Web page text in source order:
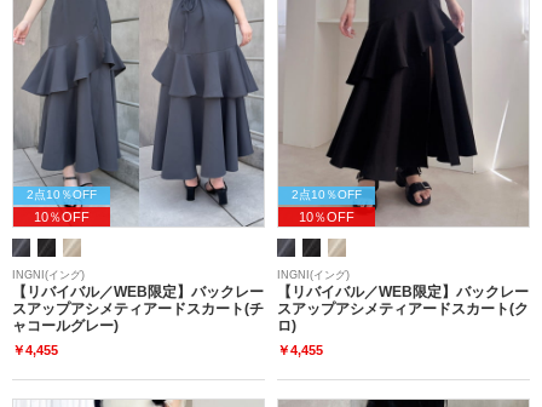
2点10％OFF
10％OFF
INGNI(イング)
【リバイバル／WEB限定】バックレー
スアップアシメティアードスカート(チ
ャコールグレー)
￥4,455
2点10％OFF
10％OFF
INGNI(イング)
【リバイバル／WEB限定】バックレー
スアップアシメティアードスカート(ク
ロ)
￥4,455